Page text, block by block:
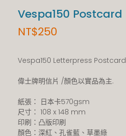
Vespa150 Postcard
NT$250
Vespa150 Letterpress Postcard
偉士牌明信片 /顏色以實品為主.
紙張： 日本卡570gsm
尺寸： 108 x 148 mm
印刷：凸版印刷
顏色：深紅、孔雀藍、草墨綠